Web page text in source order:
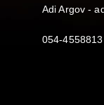
Adi Argov -
054-4558813